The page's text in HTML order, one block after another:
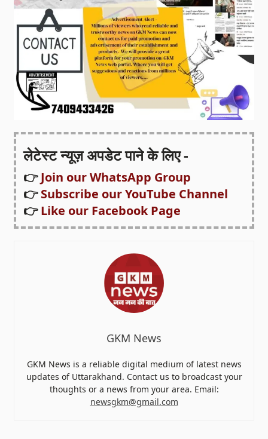
लेटेस्ट न्यूज़ अपडेट पाने के लिए -
👉Join our WhatsApp Group
👉Subscribe our YouTube Channel
👉Like our Facebook Page
GKM News
GKM News is a reliable digital medium of latest news
updates of Uttarakhand. Contact us to broadcast your
thoughts or a news from your area. Email:
newsgkm@gmail.com